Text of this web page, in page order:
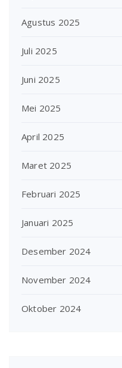
Agustus 2025
Juli 2025
Juni 2025
Mei 2025
April 2025
Maret 2025
Februari 2025
Januari 2025
Desember 2024
November 2024
Oktober 2024